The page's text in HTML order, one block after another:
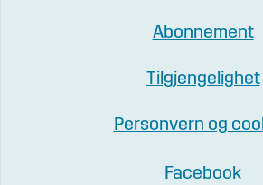
Abonnement
Tilgjengelighet
Personvern og
Facebook